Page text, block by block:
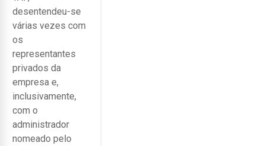
desentendeu-se
várias vezes com
os
representantes
privados da
empresa e,
inclusivamente,
com o
administrador
nomeado pelo